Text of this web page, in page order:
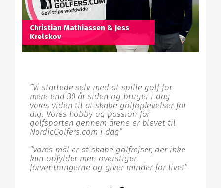
Christian Mathiassen & Jess
Krelskov
”Vi startede selv med at spille golf for
mere end 30 år siden og bruger i dag
vores viden til at skabe golfoplevelser for
dig. Vores hobby og passion for
golfsporten gennem årene er blevet til
NordicGolfers.com i dag”
”Vores mål er at skabe golfrejser, der ikke
kun opfylder men overstiger
forventningerne og giver minder for livet”